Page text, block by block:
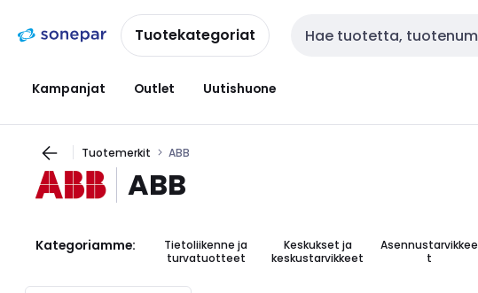
navigointiinsisältöönTuotekategoriat Haku
Kampanjat Outlet Uutishuone
Tuotemerkit ABB
ABB
Kategoriamme:
Tietoliikenne ja
turvatuotteet
Keskukset ja
keskustarvikkeet
Asennustarvikkee
t